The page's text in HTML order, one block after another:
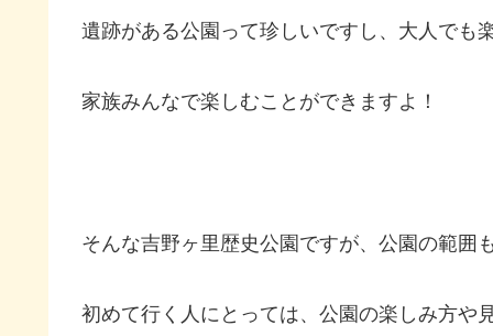
遺跡がある公園って珍しいですし、大人でも
家族みんなで楽しむことができますよ！
そんな吉野ヶ里歴史公園ですが、公園の範囲
初めて行く人にとっては、公園の楽しみ方や